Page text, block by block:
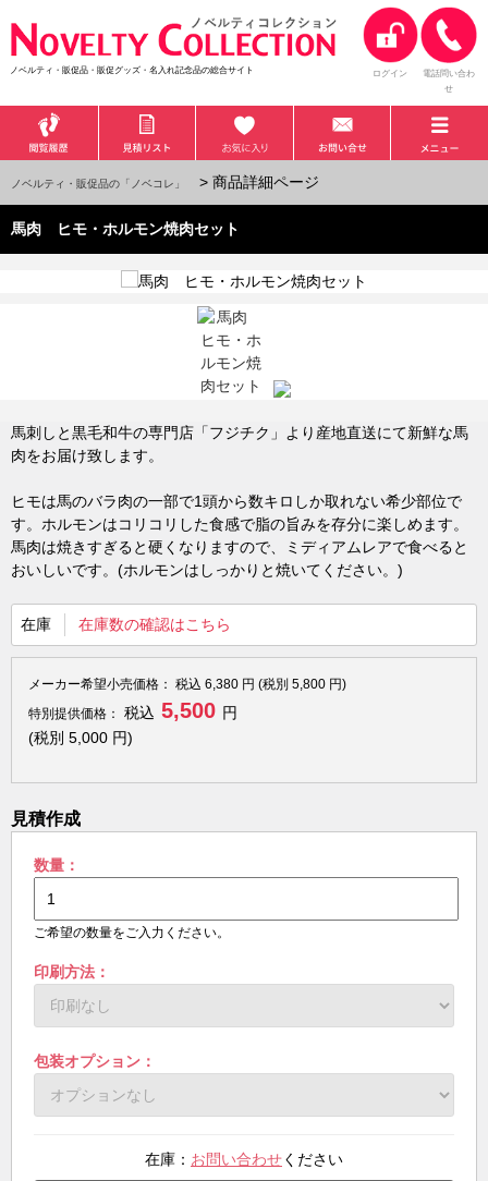
ノベルティ・販促品・販促グッズ・名入れ記念品の総合サイト ログイン
電話問い合わ
せ
ノベルティ・販促品の「ノベコレ」 > 商品詳細ページ
馬肉 ヒモ・ホルモン焼肉セット
馬刺しと黒毛和牛の専門店「フジチク」より産地直送にて新鮮な馬
肉をお届け致します。
ヒモは馬のバラ肉の一部で1頭から数キロしか取れない希少部位で
す。ホルモンはコリコリした食感で脂の旨みを存分に楽しめます。
馬肉は焼きすぎると硬くなりますので、ミディアムレアで食べると
おいしいです。(ホルモンはしっかりと焼いてください。)
在庫 在庫数の確認はこちら
メーカー希望小売価格： 税込 6,380 円 (税別 5,800 円)
特別提供価格：
税込 5,500 円
(税別 5,000 円)
見積作成
数量：
ご希望の数量をご入力ください。
印刷方法：
包装オプション：
在庫： お問い合わせください